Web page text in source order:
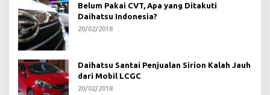
Belum Pakai CVT, Apa yang Ditakuti
Daihatsu Indonesia?
20/02/2018
Daihatsu Santai Penjualan Sirion Kalah Jauh
dari Mobil LCGC
20/02/2018